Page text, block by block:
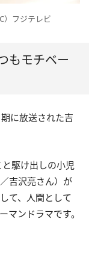
）フジテレビ
もモチベー
に放送された吉
駆け出しの小児
吉沢亮さん）が
て、人間として
マンドラマです。